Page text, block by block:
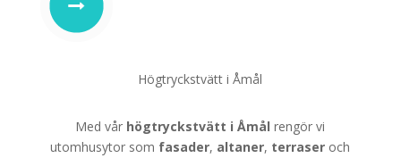
Högtryckstvätt i Åmål
Med vår högtryckstvätt i Åmål rengör vi
utomhusytor som fasader, altaner, terraser och